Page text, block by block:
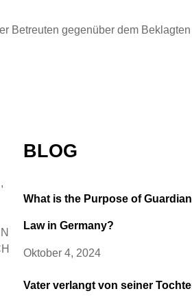
Betreuten gegenüber dem
BLOG
What is the Purpose of
Law in Germany?
Oktober 4, 2024
Vater verlangt von seiner